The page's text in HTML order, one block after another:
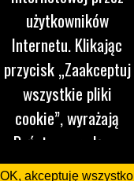
WIĘCEJ
użytkowników
Internetu. Klikając
przycisk „Zaakceptuj
wszystkie pliki
cookie”, wyrażają
Państwo zgodę na
korzystanie z tych
OK, akceptuję wszystko